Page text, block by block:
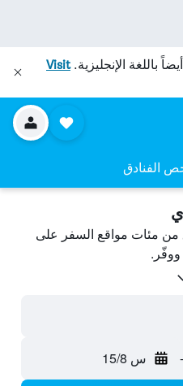
باللغة الإنجليزية.Visit
الفنادق
مئات مواقع السفر على
- س 15/8